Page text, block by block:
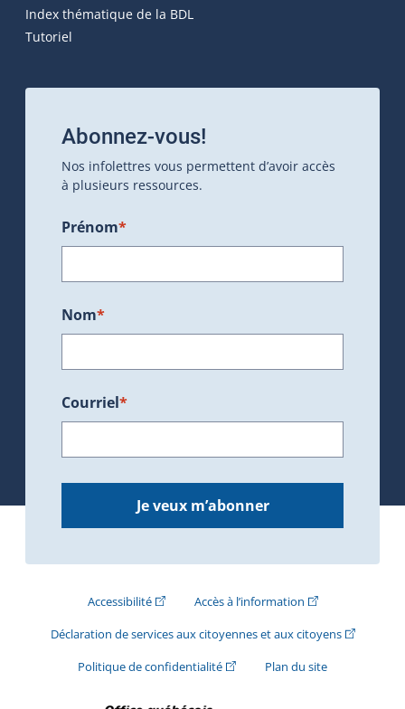
Index thématique de la BDL
Tutoriel
Abonnez-vous!
Nos infolettres vous permettent d’avoir accès
à plusieurs ressources.
Prénom*
Nom*
Courriel*
Je veux m’abonner
Accessibilité(Cet hyperlien externe s'ouvrira dans une
Accès à l’information(Cet hyperlien
Déclaration de services aux citoyennes et aux citoyens(Cet
Politique de confidentialité(Cet hyperlien externe s'ouvrira
Plan du site